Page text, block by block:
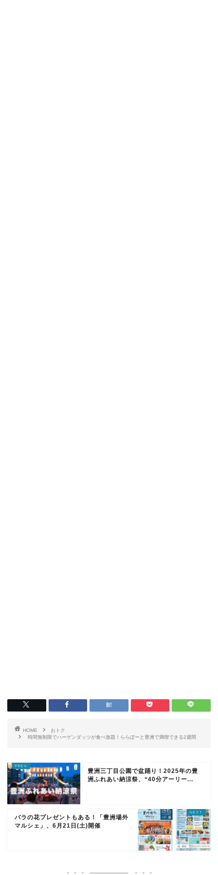
HOME
おトク
時間無制限でハーゲンダッツが食べ放題！ららぽーと豊洲で満喫できる2週間
豊洲三丁目公園で盆踊り！2025年の豊
洲ふれあい納涼祭、“40分アーリー...
バラの花プレゼントもある！「豊洲場外
マルシェ」、6月21日(土)開催